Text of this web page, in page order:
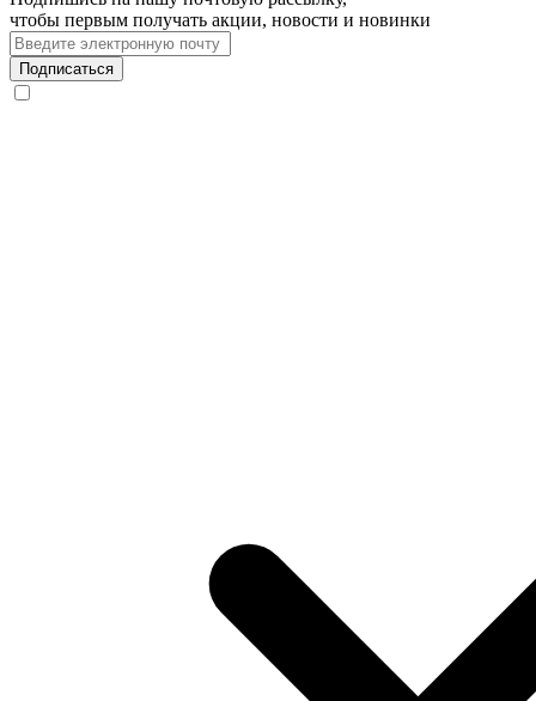
чтобы первым получать акции, новости и новинки
Подписаться